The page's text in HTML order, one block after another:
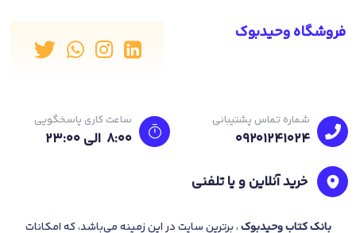
فروشگاه وحیدبوک
شماره تماس پشتیبانی
09201241024
ساعت کاری پاسخگویی
8:00 الی 23:۰۰
خرید آنلاین و یا تلفنی
بانککتاب وحیدبوک، برترین سایت در این زمینه می‌باشد، که امکانات